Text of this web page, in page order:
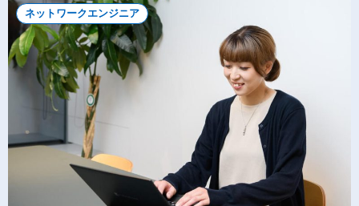
ネットワークエンジニア